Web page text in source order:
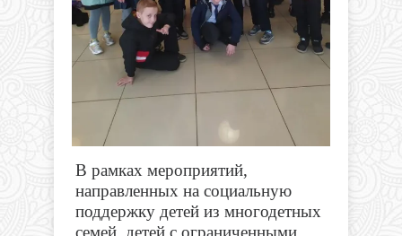
В рамках мероприятий,
направленных на социальную
поддержку детей из многодетных